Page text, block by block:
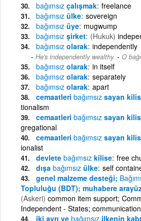
bağımsız çalışmak freelance
bağımsız ülke sovereign
bağımsız üye mugwump
bağımsız şirket (Hukuk)
bağımsız olarak independently
He's independently wealthy. - O
bağımsız olarak in itself
bağımsız olarak separately
bağımsız olarak apart
cemaatleri bağımsız sayan
tionalism
cemaatleri bağımsız sayan
gregational
cemaatleri bağımsız sayan
ionalist
devlete bağımsız kilise free
dışa bağımsız ülke self
genel malzeme desteği;
Topluluğu (BDT); muhabere
(Askeri) common item support;
Independent - States;
iki ayrı ve bağımsız ilkenin